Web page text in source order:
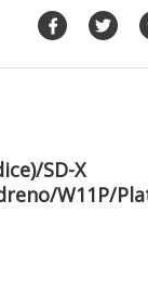
SD-X
W11P/